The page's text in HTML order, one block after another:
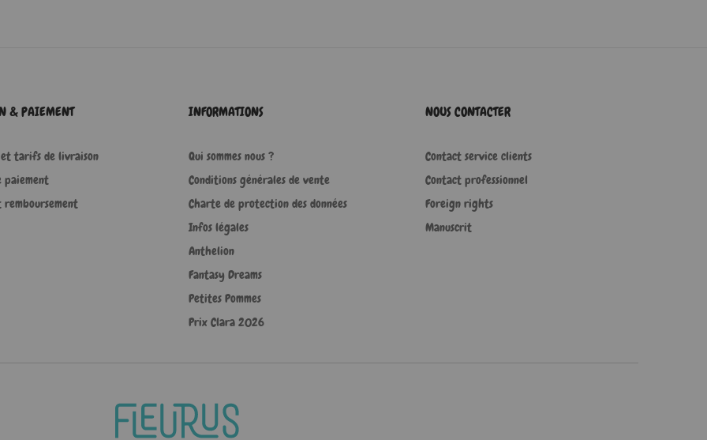
& PAIEMENT
et tarifs de livraison
paiement
remboursement
INFORMATIONS
Qui sommes nous ?
Conditions générales de vente
Charte de protection des données
Infos légales
Anthelion
Fantasy Dreams
Petites Pommes
Prix Clara 2026
NOUS CONTACTER
Contact service clients
Contact professionnel
Foreign rights
Manuscrit